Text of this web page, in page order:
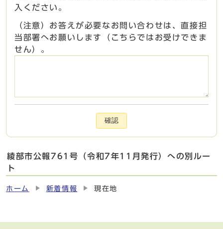
入ください。
（注意）お答えが必要なお問い合わせは、直接担
当部署へお願いします（こちらではお受けできま
せん）。
確認
綾部市公報761号（令和7年11月発行）への別ルー
ト
ホーム 新着情報 現在地